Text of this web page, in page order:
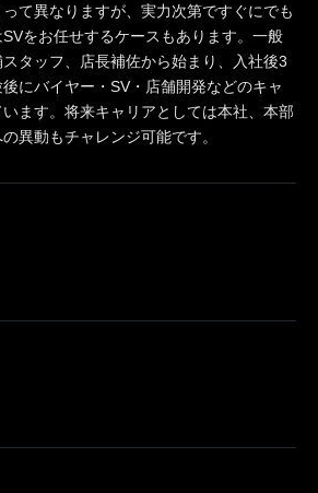
て異なりますが、実力次第ですぐにでも
をお任せするケースもあります。一般
タッフ、店長補佐から始まり、入社後3
にバイヤー・SV・店舗開発などのキャ
ます。将来キャリアとしては本社、本部
異動もチャレンジ可能です。